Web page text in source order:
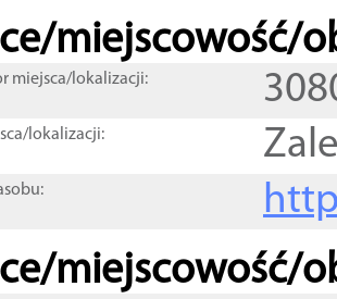
miejscowość/
miejsca/lokalizacji:
lokalizacji:
miejscowość/